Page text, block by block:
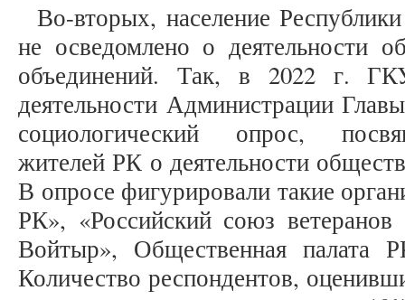
Во-вторых, население
не осведомлено о деятельности
объединений. Так, в 2022 г.
деятельности Администрации
социологический опрос,
жителей РК о деятельности
В опросе фигурировали такие
РК», «Российский союз
Войтыр», Общественная
Количество респондентов,